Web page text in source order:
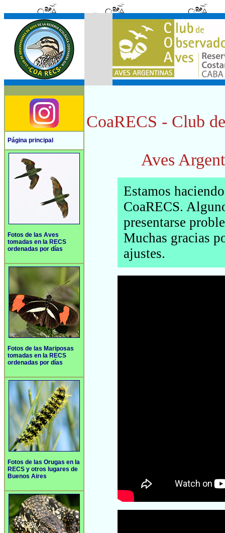
Página principal
Fotos de las Aves
tomadas en la RECS
ordenadas por días
Fotos de las Mariposas
tomadas en la RECS
ordenadas por días
Fotos de las Orugas en la
RECS y otros lugares de
Buenos Aires
CoaRECS - Club
Aves
Estamos
CoaRECS.
presentarse
Muchas gracias
ajustes.